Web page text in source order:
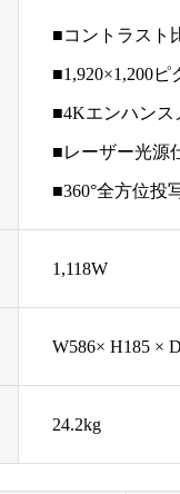
■コントラスト
■1,920×1,200
■4Kエンハンス
■レーザー光源
■360°全方位投
1,118W
W586× H185 ×
24.2kg